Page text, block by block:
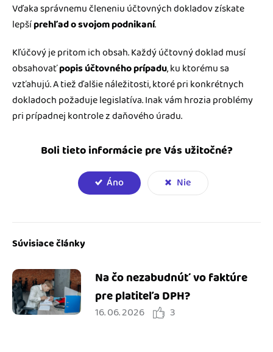
Vďaka správnemu členeniu účtovných dokladov získate
lepšíprehľad o svojom podnikaní.
Kľúčový je pritom ich obsah. Každý účtovný doklad musí
obsahovaťpopis účtovného prípadu, ku ktorému sa
vzťahujú. A tiež ďalšie náležitosti, ktoré pri konkrétnych
dokladoch požaduje legislatíva. Inak vám hrozia problémy
pri prípadnej kontrole z daňového úradu.
Boli tieto informácie pre Vás užitočné?
Áno Nie
Súvisiace články
Na čo nezabudnúť vo faktúre
pre platiteľa DPH?
16. 06. 2026 3